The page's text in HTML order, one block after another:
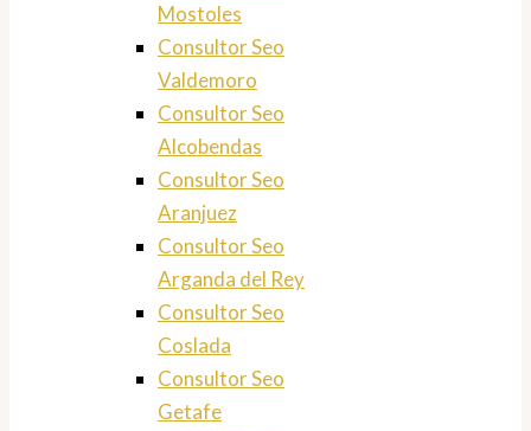
Mostoles
Consultor Seo
Valdemoro
Consultor Seo
Alcobendas
Consultor Seo
Aranjuez
Consultor Seo
Arganda del Rey
Consultor Seo
Coslada
Consultor Seo
Getafe